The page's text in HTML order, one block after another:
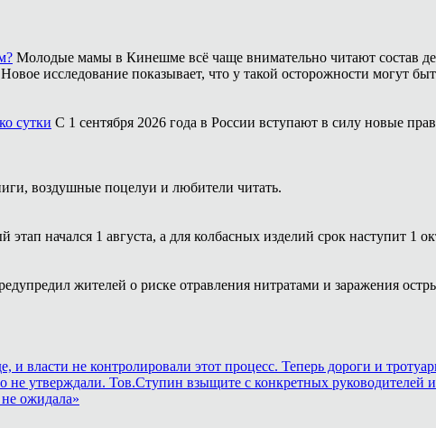
Молодые мамы в Кинешме всё чаще внимательно читают состав
исследование показывает, что у такой осторожности могут
сутки С 1 сентября 2026 года в России вступают в силу новые
воздушные поцелуи и любители читать.
этап начался 1 августа, а для колбасных изделий срок наступит 1
жителей о риске отравления нитратами и заражения
и власти не контролировали этот процесс. Теперь дороги и
не утверждали. Тов.Ступин взыщите с конкретных руководителей
ожидала»